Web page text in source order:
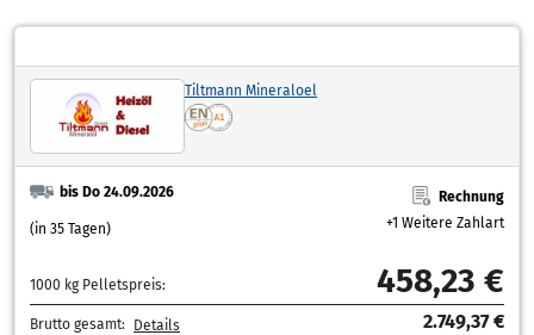
Tiltmann Mineraloel
bis Do 24.09.2026
(in 35 Tagen)
Rechnung
+1 Weitere Zahlart
1000 kg Pelletspreis: 458,23 €
Brutto gesamt: Details 2.749,37 €